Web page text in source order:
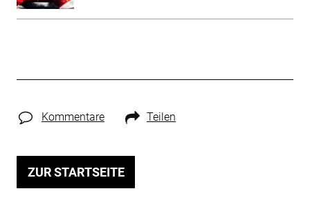
Kommentare Teilen
ZUR STARTSEITE